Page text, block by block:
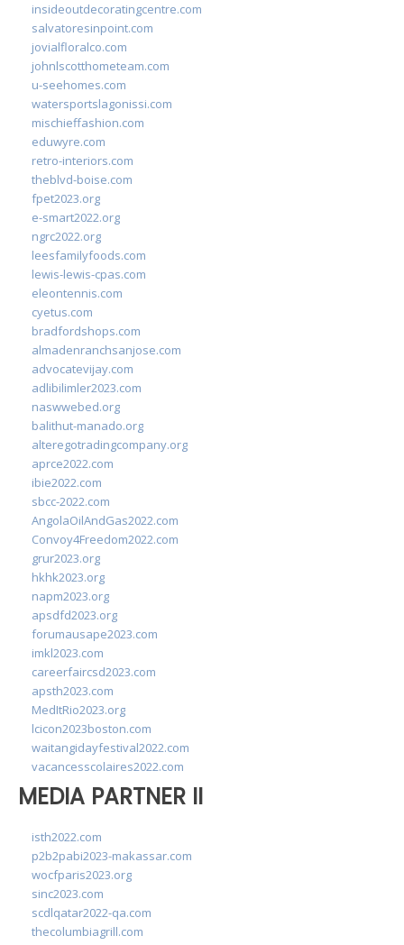
insideoutdecoratingcentre.com
salvatoresinpoint.com
jovialfloralco.com
johnlscotthometeam.com
u-seehomes.com
watersportslagonissi.com
mischieffashion.com
eduwyre.com
retro-interiors.com
theblvd-boise.com
fpet2023.org
e-smart2022.org
ngrc2022.org
leesfamilyfoods.com
lewis-lewis-cpas.com
eleontennis.com
cyetus.com
bradfordshops.com
almadenranchsanjose.com
advocatevijay.com
adlibilimler2023.com
naswwebed.org
balithut-manado.org
alteregotradingcompany.org
aprce2022.com
ibie2022.com
sbcc-2022.com
AngolaOilAndGas2022.com
Convoy4Freedom2022.com
grur2023.org
hkhk2023.org
napm2023.org
apsdfd2023.org
forumausape2023.com
imkl2023.com
careerfaircsd2023.com
apsth2023.com
MedItRio2023.org
lcicon2023boston.com
waitangidayfestival2022.com
vacancesscolaires2022.com
MEDIA PARTNER II
isth2022.com
p2b2pabi2023-makassar.com
wocfparis2023.org
sinc2023.com
scdlqatar2022-qa.com
thecolumbiagrill.com